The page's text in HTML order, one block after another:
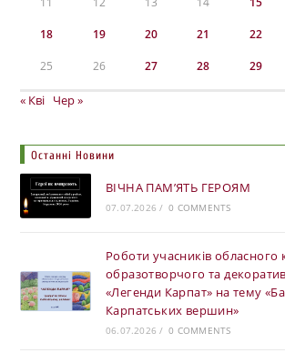
18 19 20 21 22
25 26 27 28 29
« Кві Чер »
Останні Новини
ВІЧНА ПАМ’ЯТЬ ГЕРОЯМ
07.07.2026 / 0 COMMENTS
Роботи учасників обласного
образотворчого та
«Легенди Карпат» на тему
Карпатських вершин»
06.07.2026 / 0 COMMENTS